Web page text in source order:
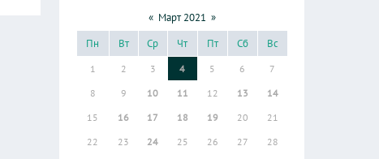
« Март 2021 »
Пн
Вт Ср Чт Пт Сб Вс
1 2 3 4 5 6
7
8
9 10 11 12 13
14
15
16 17 18 19 20
21
22
23 24 25 26 27
28